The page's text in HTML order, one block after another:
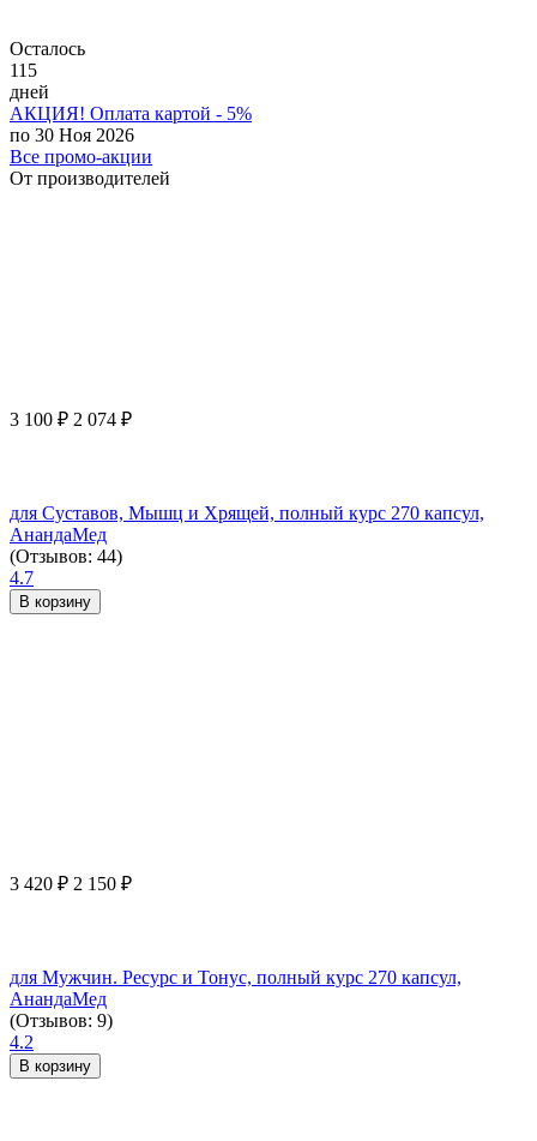
Осталось
115
дней
АКЦИЯ! Оплата картой - 5%
по 30 Ноя 2026
Все промо-акции
От производителей
3 100 ₽ 2 074 ₽
для Суставов, Мышц и Хрящей, полный курс 270 капсул,
АнандаМед
(Отзывов: 44)
4.7
В корзину
3 420 ₽ 2 150 ₽
для Мужчин. Ресурс и Тонус, полный курс 270 капсул,
АнандаМед
(Отзывов: 9)
4.2
В корзину